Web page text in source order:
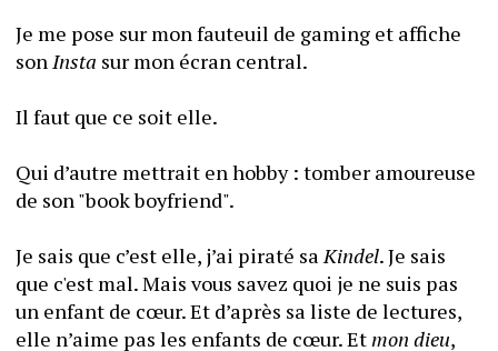
Je me pose sur mon fauteuil de gaming et affiche
son Insta sur mon écran central.
Il faut que ce soit elle.
Qui d’autre mettrait en hobby : tomber amoureuse
Je sais que c’est elle, j’ai piraté sa Kindel. Je sais
que c'est mal. Mais vous savez quoi je ne suis pas
un enfant de cœur. Et d’après sa liste de lectures,
elle n’aime pas les enfants de cœur. Et mon dieu,